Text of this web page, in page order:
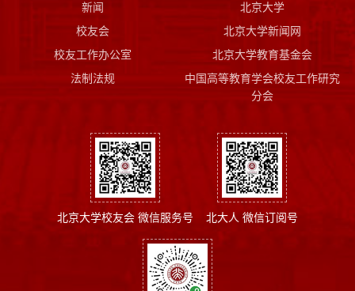
新闻
校友会
校友工作办公室
法制法规
北京大学
北京大学新闻网
北京大学教育基金会
中国高等教育学会校友工作研究
分会
北京大学校友会 微信服务号 北大人 微信订阅号